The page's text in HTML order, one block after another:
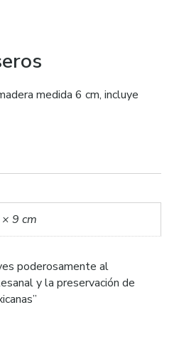
medida 6 cm, incluye
9 cm
poderosamente al
y la preservación de